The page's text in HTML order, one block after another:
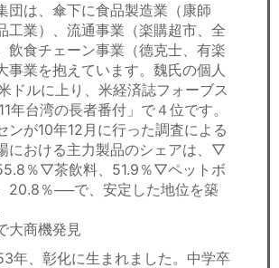
団は、傘下に食品製造業（康師
工業）、流通事業（楽購超市、全
飲食チェーン事業（德克士、有楽
事業を抱えています。魏氏の個人
ドルに上り、米経済誌フォーブス
年台湾の長者番付」で４位です。
ンが10年12月に行った調査による
における主力製品のシェアは、▽
％▽茶飲料、51.9％▽ペットボ
20.8％──で、安定した地位を築
大商機発見
年、彰化に生まれました。中学卒